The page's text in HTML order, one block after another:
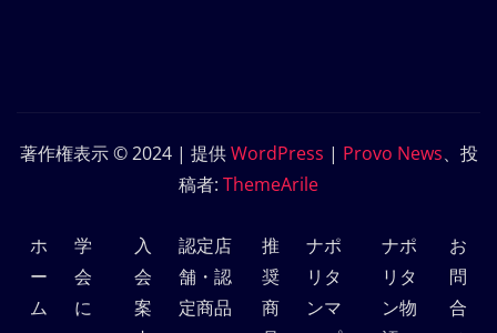
著作権表示 © 2024 | 提供WordPress | Provo News、投
稿者: ThemeArile
ホ
ー
ム
学
会
に
入
会
案
認定店
舗・認
定商品
推
奨
商
ナポ
リタ
ンマ
ナポ
リタ
ン物
お
問
合